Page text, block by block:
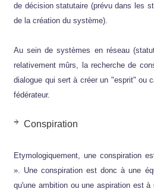
de décision statutaire (prévu dans les
de la création du système).
Au sein de systèmes en réseau
relativement mûrs, la recherche de
dialogue qui sert à créer un "esprit" ou
fédérateur.
Conspiration
Etymologiquement, une conspiration
». Une conspiration est donc à une
qu'une ambition ou une aspiration est